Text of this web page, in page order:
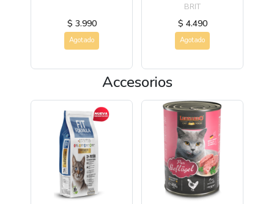
$ 3.990
Agotado
BRIT
$ 4.490
Agotado
Accesorios